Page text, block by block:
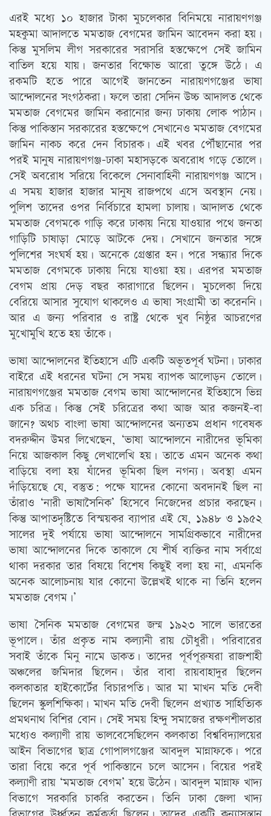
এরই মধ্যে ১০ হাজার টাকা মুচলেকার বিনিময়ে নারায়ণগঞ্জ
মহকুমা আদালতে মমতাজ বেগমের জামিন আবেদন করা হয়।
কিন্তু মুসলিম লীগ সরকারের সরাসরি হস্তক্ষেপে সেই জামিন
বাতিল হয়ে যায়। জনতার বিক্ষোভ আরো তুঙ্গে উঠে। এ
রকমটি হতে পারে আগেই জানতেন নারায়ণগঞ্জের ভাষা
আন্দোলনের সংগঠকরা। ফলে তারা সেদিন উচ্চ আদালত থেকে
মমতাজ বেগমের জামিন করানোর জন্য ঢাকায় লোক পাঠান।
কিন্তু পাকিস্তান সরকারের হস্তক্ষেপে সেখানেও মমতাজ বেগমের
জামিন নাকচ করে দেন বিচারক। এই খবর পৌঁছানোর পর
পরই মানুষ নারায়ণগঞ্জ-ঢাকা মহাসড়কে অবরোধ গড়ে তোলে।
সেই অবরোধ সরিয়ে বিকেলে সেনাবাহিনী নারায়ণগঞ্জ আসে।
এ সময় হাজার হাজার মানুষ রাজপথে এসে অবস্থান নেয়।
পুলিশ তাদের ওপর নির্বিচারে হামলা চালায়। আদালত থেকে
মমতাজ বেগমকে গাড়ি করে ঢাকায় নিয়ে যাওয়ার পথে জনতা
গাড়িটি চাষাড়া মোড়ে আটকে দেয়। সেখানে জনতার সঙ্গে
পুলিশের সংঘর্ষ হয়। অনেকে গ্রেপ্তার হন। পরে সন্ধ্যার দিকে
মমতাজ বেগমকে ঢাকায় নিয়ে যাওয়া হয়। এরপর মমতাজ
বেগম প্রায় দেড় বছর কারাগারে ছিলেন। মুচলেকা দিয়ে
বেরিয়ে আসার সুযোগ থাকলেও এ ভাষা সংগ্রামী তা করেননি।
আর এ জন্য পরিবার ও রাষ্ট্র থেকে খুব নিষ্ঠুর আচরণের
মুখোমুখি হতে হয় তাঁকে।
ভাষা আন্দোলনের ইতিহাসে এটি একটি অভূতপূর্ব ঘটনা। ঢাকার
বাইরে এই ধরনের ঘটনা সে সময় ব্যাপক আলোড়ন তোলে।
নারায়ণগঞ্জের মমতাজ বেগম ভাষা আন্দোলনের ইতিহাসে ভিন্ন
এক চরিত্র। কিন্তু সেই চরিত্রের কথা আজ আর কজনই-বা
জানে? অথচ বাংলা ভাষা আন্দোলনের অন্যতম প্রধান গবেষক
বদরুদ্দীন উমর লিখেছেন, ‘ভাষা আন্দোলনে নারীদের ভূমিকা
নিয়ে আজকাল কিছু লেখালেখি হয়। তাতে এমন অনেক কথা
বাড়িয়ে বলা হয় যাঁদের ভূমিকা ছিল নগন্য। অবস্থা এমন
দাঁড়িয়েছে যে, বস্তুত: পক্ষে যাদের কোনো অবদানই ছিল না
তাঁরাও ‘নারী ভাষাসৈনিক’ হিসেবে নিজেদের প্রচার করছেন।
কিন্তু আপাতদৃষ্টিতে বিস্ময়কর ব্যাপার এই যে, ১৯৪৮ ও ১৯৫২
সালের দুই পর্যায়ে ভাষা আন্দোলনে সামগ্রিকভাবে নারীদের
ভাষা আন্দোলনের দিকে তাকালে যে শীর্ষ ব্যক্তির নাম সর্বাগ্রে
থাকা দরকার তার বিষয়ে বিশেষ কিছুই বলা হয় না, এমনকি
অনেক আলোচনায় যার কোনো উল্লেখই থাকে না তিনি হলেন
মমতাজ বেগম।’
ভাষা সৈনিক মমতাজ বেগমের জন্ম ১৯২৩ সালে ভারতের
ভূপালে। তাঁর প্রকৃত নাম কল্যানী রায় চৌধুরী। পরিবারের
সবাই তাঁকে মিনু নামে ডাকত। তাদের পূর্বপূরুষরা রাজশাহী
অঞ্চলের জমিদার ছিলেন। তাঁর বাবা রায়বাহাদুর ছিলেন
কলকাতার হাইকোর্টের বিচারপতি। আর মা মাখন মতি দেবী
ছিলেন স্কুলশিক্ষিকা। মাখন মতি দেবী ছিলেন প্রখ্যাত সাহিত্যিক
প্রমথনাথ বিশির বোন। সেই সময় হিন্দু সমাজের রক্ষণশীলতার
মধ্যেও কল্যাণী রায় ভালবেসেছিলেন কলকাতা বিশ্ববিদ্যালয়ের
আইন বিভাগের ছাত্র গোপালগঞ্জের আবদুল মান্নাফকে। পরে
তারা বিয়ে করে পূর্ব পাকিস্তানে চলে আসেন। বিয়ের পরই
কল্যাণী রায় ‘মমতাজ বেগম’ হয়ে উঠেন। আবদুল মান্নাফ খাদ্য
বিভাগে সরকারি চাকরি করতেন। তিনি ঢাকা জেলা খাদ্য